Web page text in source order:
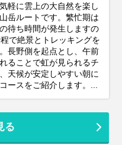
軽に雲上の大自然を楽し
岳ルートです。繁忙期は
待ち時間が発生しますの
で絶景とトレッキングを
長野側を起点とし、午前
ることで虹が見られるチ
天候が安定しやすい朝に
ースをご紹介します。...
る